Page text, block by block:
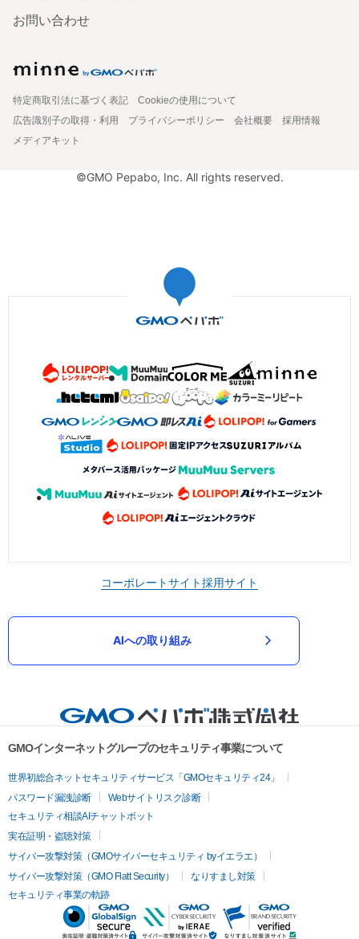
お問い合わせ
特定商取引法に基づく表記
Cookieの使用について
広告識別子の取得・利用
プライバシーポリシー 会社概要
採用情報
メディアキット
©GMO Pepabo, Inc. All rights reserved.
コーポレートサイト採用サイト
AIへの取り組み
GMOインターネットグループのセキュリティ事業について
世界初総合ネットセキュリティサービス「GMOセキュリティ24」
パスワード漏洩診断
Webサイトリスク診断
セキュリティ相談AIチャットボット
実在証明・盗聴対策
サイバー攻撃対策（GMOサイバーセキュリティ byイエラエ）
サイバー攻撃対策（GMO Flatt Security）
なりすまし対策
セキュリティ事業の軌跡